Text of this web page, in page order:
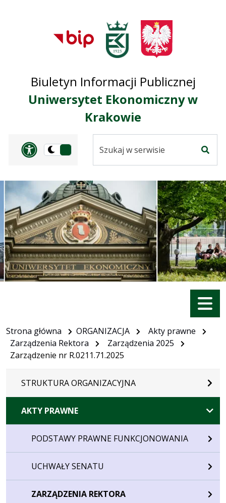
Przejdź do
głównego menu
Przejdź do treści
Przejdź do mapy
serwisu
Biuletyn Informacji Publicznej
Uniwersytet Ekonomiczny w
Krakowie
Panel dostosowania
Przełącz
ciemną
serwisie
Menu
Strona główna ORGANIZACJA
Akty prawne
Zarządzenia Rektora
Zarządzenia 2025
Zarządzenie nr R.0211.71.2025
STRUKTURA ORGANIZACYJNA
AKTY PRAWNE
PODSTAWY PRAWNE FUNKCJONOWANIA
UCHWAŁY SENATU
ZARZĄDZENIA REKTORA